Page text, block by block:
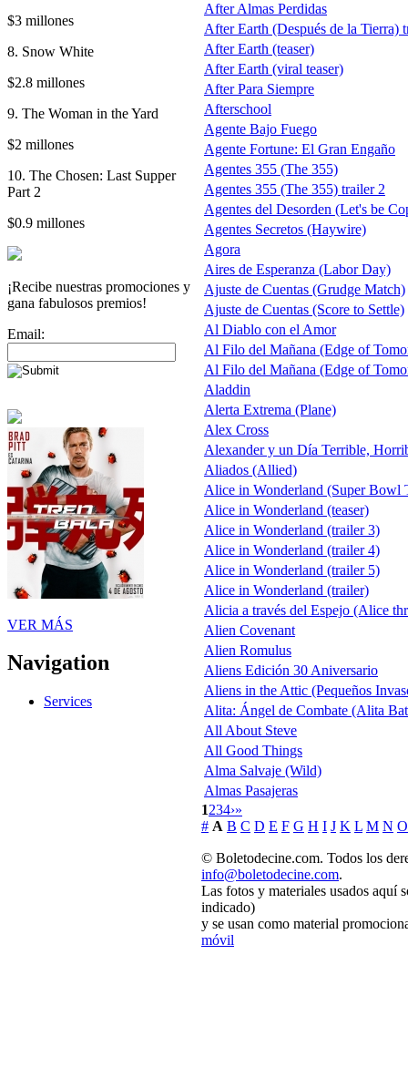
$3 millones
8. Snow White
$2.8 millones
9. The Woman in the Yard
$2 millones
10. The Chosen: Last Supper
Part 2
$0.9 millones
¡Recibe nuestras promociones y
gana fabulosos premios!
Email:
VER MÁS
Navigation
Services
After Almas Perdidas
After Earth (Después de la Tierra)
After Earth (teaser)
After Earth (viral teaser)
After Para Siempre
Afterschool
Agente Bajo Fuego
Agente Fortune: El Gran Engaño
Agentes 355 (The 355)
Agentes 355 (The 355) trailer 2
Agentes del Desorden (Let's be
Agentes Secretos (Haywire)
Agora
Aires de Esperanza (Labor Day)
Ajuste de Cuentas (Grudge Match)
Ajuste de Cuentas (Score to Settle)
Al Diablo con el Amor
Al Filo del Mañana (Edge of
Al Filo del Mañana (Edge of
Aladdin
Alerta Extrema (Plane)
Alex Cross
Alexander y un Día Terrible,
Aliados (Allied)
Alice in Wonderland (Super Bowl
Alice in Wonderland (teaser)
Alice in Wonderland (trailer 3)
Alice in Wonderland (trailer 4)
Alice in Wonderland (trailer 5)
Alice in Wonderland (trailer)
Alicia a través del Espejo (Alice
Alien Covenant
Alien Romulus
Aliens Edición 30 Aniversario
Aliens in the Attic (Pequeños
Alita: Ángel de Combate (Alita
All About Steve
All Good Things
Alma Salvaje (Wild)
Almas Pasajeras
1234›»
# A B C D E F G H I J K L M N O
© Boletodecine.com. Todos los
info@boletodecine.com.
Las fotos y materiales usados aquí
indicado)
y se usan como material
móvil